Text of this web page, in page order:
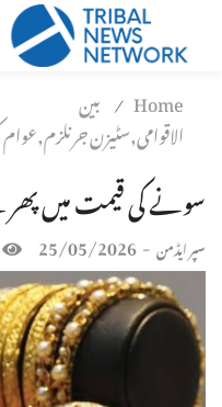
Home
/ بین
الاقوامی,سٹیزن
سونے کی قیمت میں پھر
سپر ایڈمن -
25/05/2026